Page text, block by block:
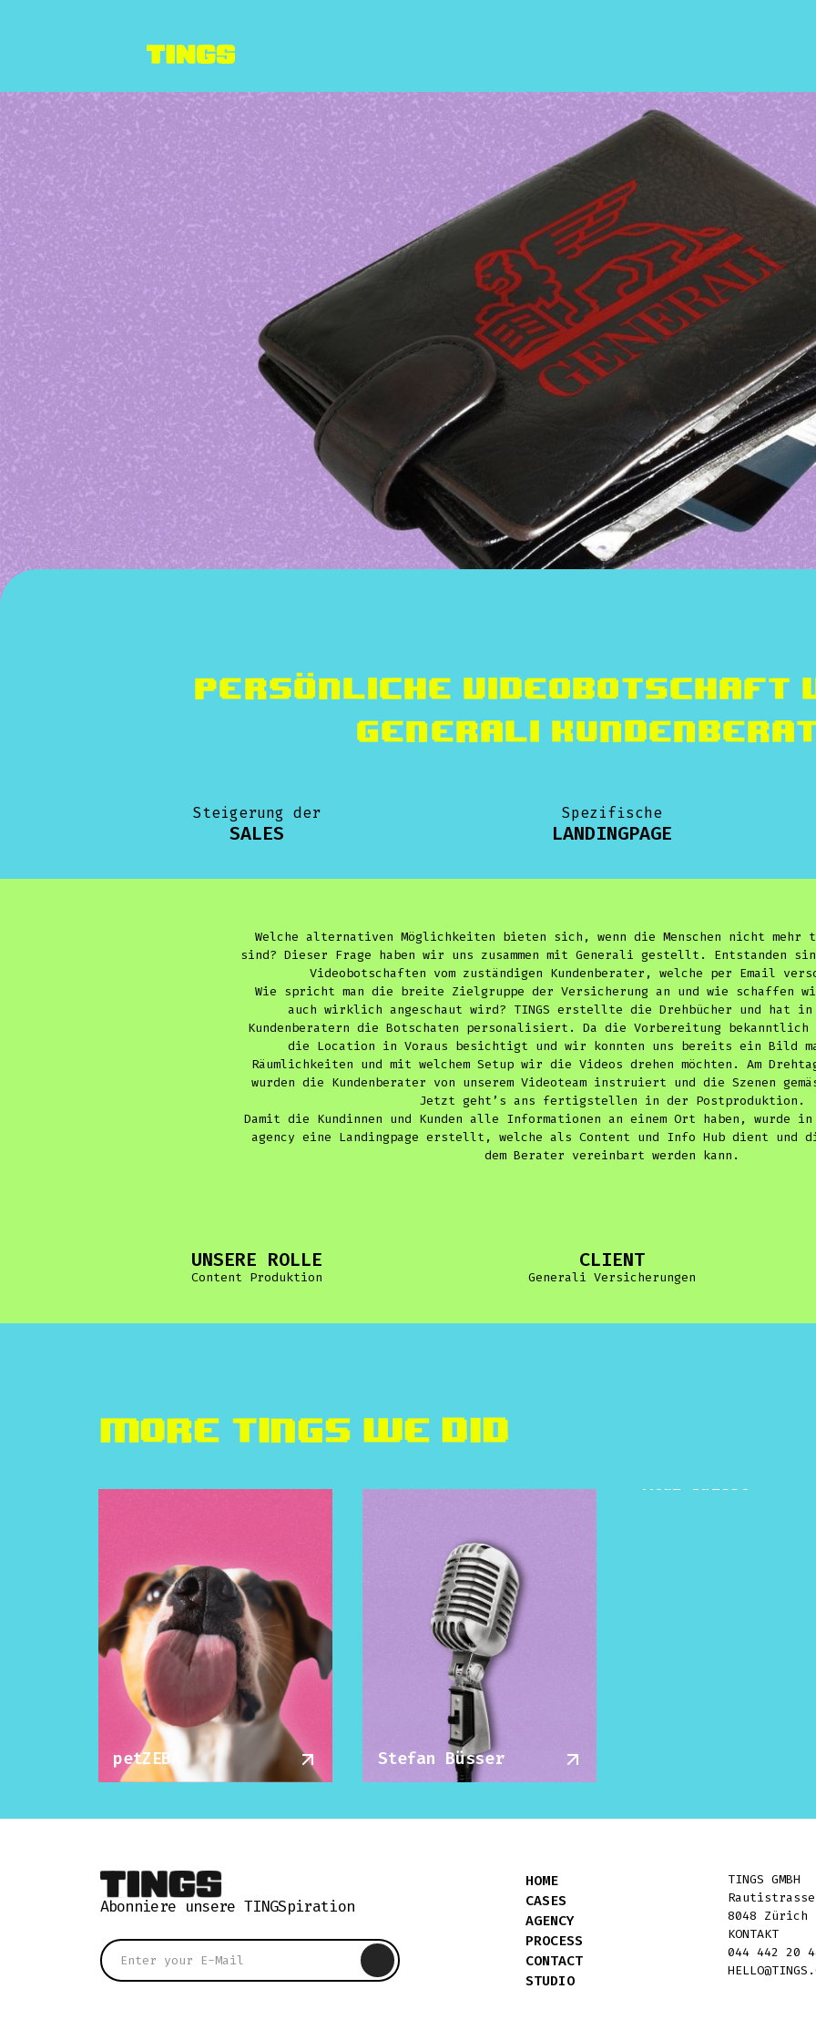
Persönliche Videobotschaft
Generali
Steigerung der
SALES
Spezifische
LANDINGPAGE
Welche alternativen Möglichkeiten bieten sich, wenn die Menschen nicht
sind? Dieser Frage haben wir uns zusammen mit Generali gestellt. Entstanden
Videobotschaften vom zuständigen Kundenberater, welche per Email
Wie spricht man die breite Zielgruppe der Versicherung an und wie schaffen
auch wirklich angeschaut wird? TINGS erstellte die Drehbücher und hat in
Kundenberatern die Botschaten personalisiert. Da die Vorbereitung bekanntlich
die Location in Voraus besichtigt und wir konnten uns bereits ein Bild
Räumlichkeiten und mit welchem Setup wir die Videos drehen möchten. Am
wurden die Kundenberater von unserem Videoteam instruiert und die Szenen
Jetzt geht’s ans fertigstellen in der Postproduktion.
Damit die Kundinnen und Kunden alle Informationen an einem Ort haben, wurde in
agency eine Landingpage erstellt, welche als Content und Info Hub dient und
dem Berater vereinbart werden kann.
UNSERE ROLLE
Content Produktion
CLIENT
Generali Versicherungen
More TINGS we did
petZEBA Stefan Büsser
Aldi Suisse
Abonniere unsere TINGSpiration
HOME
CASES
AGENCY
PROCESS
CONTACT
STUDIO
TINGS GMBH
8048 Zürich
KONTAKT
044 442 20